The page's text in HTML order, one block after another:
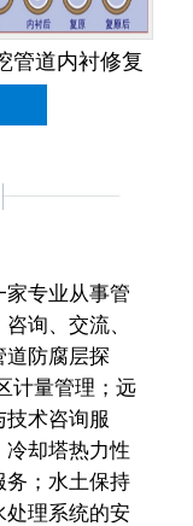
管道内衬修复
家专业从事管
询、交流、
道防腐层探
计量管理；远
术咨询服
冷却塔热力性
务；水土保持
处理系统的安